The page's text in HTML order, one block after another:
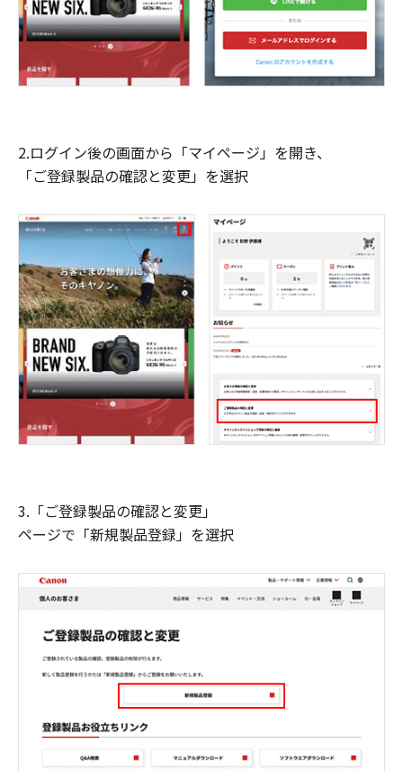
2.ログイン後の画面から「マイページ」を開き、
「ご登録製品の確認と変更」を選択
3.「ご登録製品の確認と変更」
ページで「新規製品登録」を選択